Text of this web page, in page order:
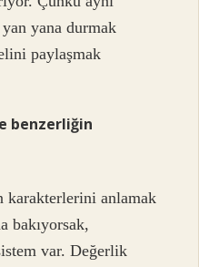
yana durmak
paylaşmak
benzerliğin
karakterlerini anlamak
bakıyorsak,
var. Değerlik